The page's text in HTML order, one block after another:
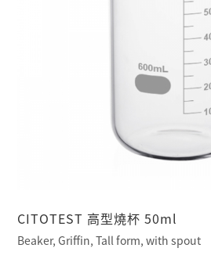
CITOTEST 高型燒杯 50ml
Beaker, Griffin, Tall form, with spout